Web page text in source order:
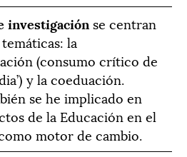
investigación se centran
la
(consumo crítico de
y la coeduación.
se he implicado en
de la Educación en el
motor de cambio.